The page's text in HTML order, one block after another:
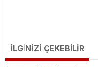
İLGİNİZİ ÇEKEBİLİR